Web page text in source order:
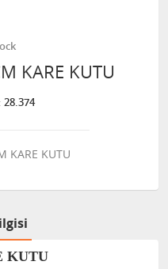
KARE KUTU
28.374
KARE KUTU
KUTU